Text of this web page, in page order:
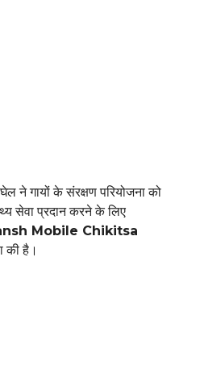
ने गायों के संरक्षण परियोजना को
सेवा प्रदान करने के लिए
Mobile Chikitsa
की है।